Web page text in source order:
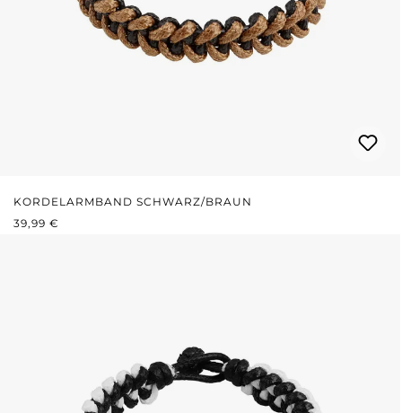
KORDELARMBAND SCHWARZ/BRAUN
REGULÄRER PREIS:
39,99 €